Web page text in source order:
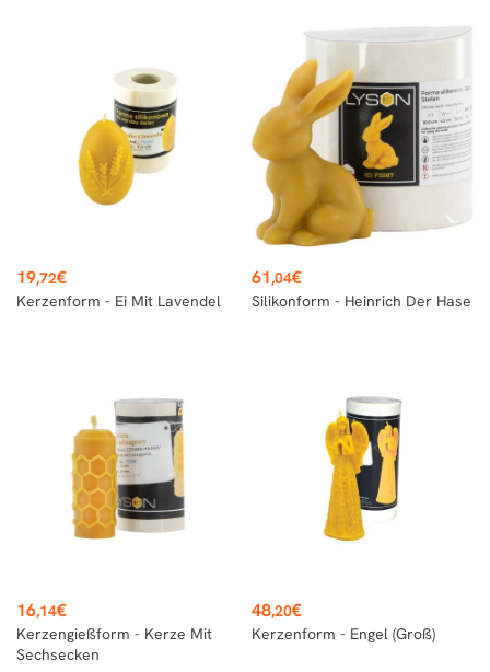
Preis
19,72€
Kerzenform - Ei Mit Lavendel
Preis
61,04€
Silikonform - Heinrich Der Hase
Preis
16,14€
Kerzengießform - Kerze Mit
Sechsecken
Preis
48,20€
Kerzenform - Engel (groß)